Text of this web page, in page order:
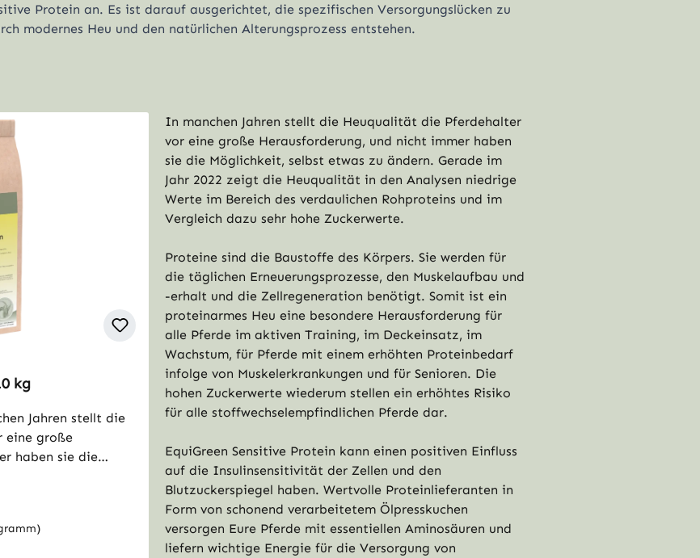
Protein an. Es ist darauf ausgerichtet, die spezifischen Versorgungslücken zu
modernes Heu und den natürlichen Alterungsprozess entstehen.
kg
eine große
haben sie die
Proteine
werden für die
In manchen Jahren stellt die Heuqualität die Pferdehalter
vor eine große Herausforderung, und nicht immer haben
sie die Möglichkeit, selbst etwas zu ändern. Gerade im
Jahr 2022 zeigt die Heuqualität in den Analysen niedrige
Werte im Bereich des verdaulichen Rohproteins und im
Vergleich dazu sehr hohe Zuckerwerte.
Proteine sind die Baustoffe des Körpers. Sie werden für
die täglichen Erneuerungsprozesse, den Muskelaufbau und
-erhalt und die Zellregeneration benötigt. Somit ist ein
proteinarmes Heu eine besondere Herausforderung für
alle Pferde im aktiven Training, im Deckeinsatz, im
Wachstum, für Pferde mit einem erhöhten Proteinbedarf
infolge von Muskelerkrankungen und für Senioren. Die
hohen Zuckerwerte wiederum stellen ein erhöhtes Risiko
für alle stoffwechselempfindlichen Pferde dar.
EquiGreen Sensitive Protein kann einen positiven Einfluss
auf die Insulinsensitivität der Zellen und den
Blutzuckerspiegel haben. Wertvolle Proteinlieferanten in
Form von schonend verarbeitetem Ölpresskuchen
versorgen Eure Pferde mit essentiellen Aminosäuren und
liefern wichtige Energie für die Versorgung von